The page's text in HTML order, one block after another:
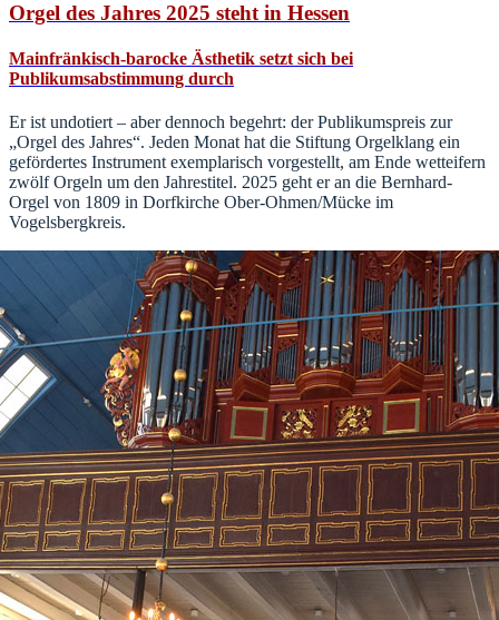
Orgel des Jahres 2025 steht in Hessen
Mainfränkisch-barocke Ästhetik setzt sich bei
Publikumsabstimmung durch
Er ist undotiert – aber dennoch begehrt: der Publikumspreis zur
„Orgel des Jahres“. Jeden Monat hat die Stiftung Orgelklang ein
gefördertes Instrument exemplarisch vorgestellt, am Ende wetteifern
zwölf Orgeln um den Jahrestitel. 2025 geht er an die Bernhard-
Orgel von 1809 in Dorfkirche Ober-Ohmen/Mücke im
Vogelsbergkreis.